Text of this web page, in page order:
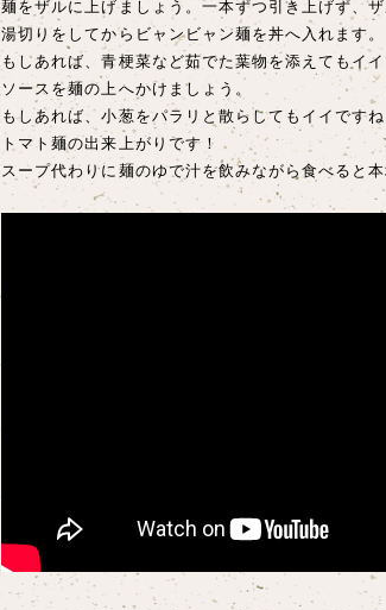
麺をザルに上げましょう。一本ずつ引き上げず、
湯切りをしてからビャンビャン麺を丼へ入れます。
もしあれば、青梗菜など茹でた葉物を添えてもイイ
ソースを麺の上へかけましょう。
もしあれば、小葱をパラリと散らしてもイイですね
トマト麺の出来上がりです！
スープ代わりに麺のゆで汁を飲みながら食べると